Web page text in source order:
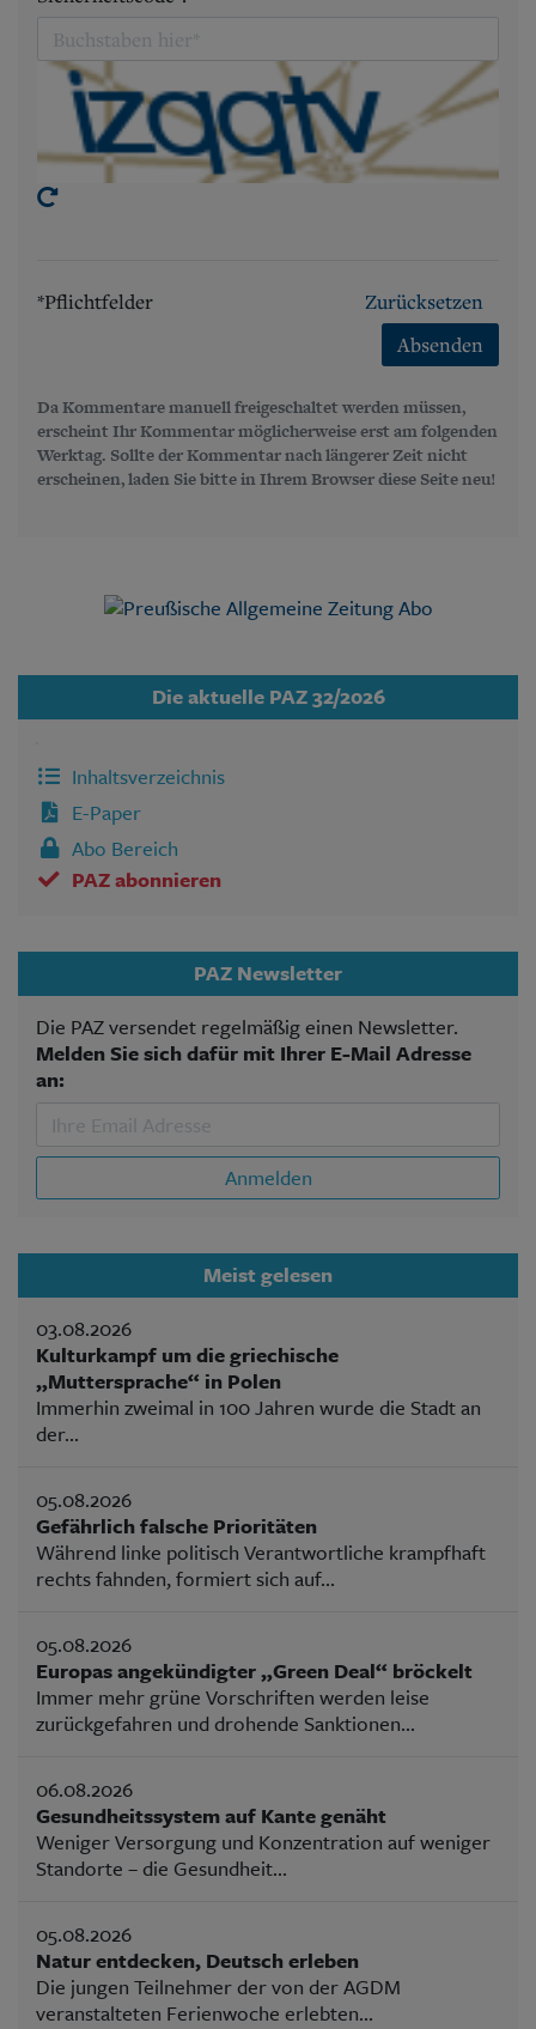
*Pflichtfelder
Zurücksetzen
Absenden
Da Kommentare manuell freigeschaltet werden müssen,
erscheint Ihr Kommentar möglicherweise erst am folgenden
Werktag. Sollte der Kommentar nach längerer Zeit nicht
erscheinen, laden Sie bitte in Ihrem Browser diese Seite neu!
Die aktuelle PAZ 32/2026
Inhaltsverzeichnis
E-Paper
Abo Bereich
PAZ abonnieren
PAZ Newsletter
Die PAZ versendet regelmäßig einen Newsletter.
Melden Sie sich dafür mit Ihrer E-Mail Adresse
an:
Anmelden
Meist gelesen
03.08.2026
Kulturkampf um die griechische
„Muttersprache“ in Polen
Immerhin zweimal in 100 Jahren wurde die Stadt an
der...
05.08.2026
Gefährlich falsche Prioritäten
Während linke politisch Verantwortliche krampfhaft
rechts fahnden, formiert sich auf...
05.08.2026
Europas angekündigter „Green Deal“ bröckelt
Immer mehr grüne Vorschriften werden leise
zurückgefahren und drohende Sanktionen...
06.08.2026
Gesundheitssystem auf Kante genäht
Weniger Versorgung und Konzentration auf weniger
Standorte – die Gesundheit...
05.08.2026
Natur entdecken, Deutsch erleben
Die jungen Teilnehmer der von der AGDM
veranstalteten Ferienwoche erlebten...